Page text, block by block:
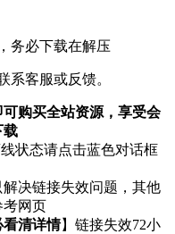
务必下载在解压
系客服或反馈。
可购买全站资源，享受会
载
线状态请点击蓝色对话框
解决链接失效问题，其他
网页
看清详情】链接失效72小